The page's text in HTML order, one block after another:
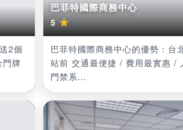
2個
牌
巴菲特國際商務中心
5★
巴菲特國際商務中心的優勢：台
站前 交通最便捷 / 費用最實惠 /
門禁系...